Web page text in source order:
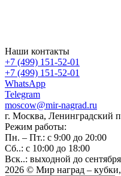
Наши контакты
+7 (499) 151-52-01
+7 (499) 151-52-01
WhatsApp
Telegram
moscow@mir-nagrad.ru
г. Москва, Ленинградский
Режим работы:
Пн. – Пт.: с 9:00 до 20:00
Сб..: с 10:00 до 18:00
Вск..: выходной до сентября
2026 © Мир наград –